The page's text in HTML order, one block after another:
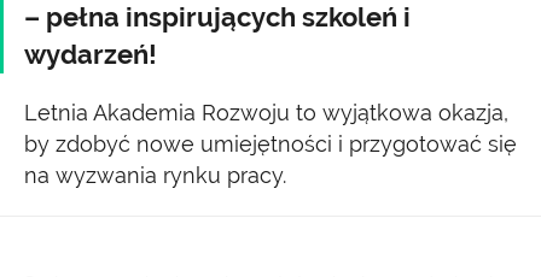
– pełna inspirujących szkoleń i
wydarzeń!
Letnia Akademia Rozwoju to wyjątkowa okazja,
by zdobyć nowe umiejętności i przygotować się
na wyzwania rynku pracy.